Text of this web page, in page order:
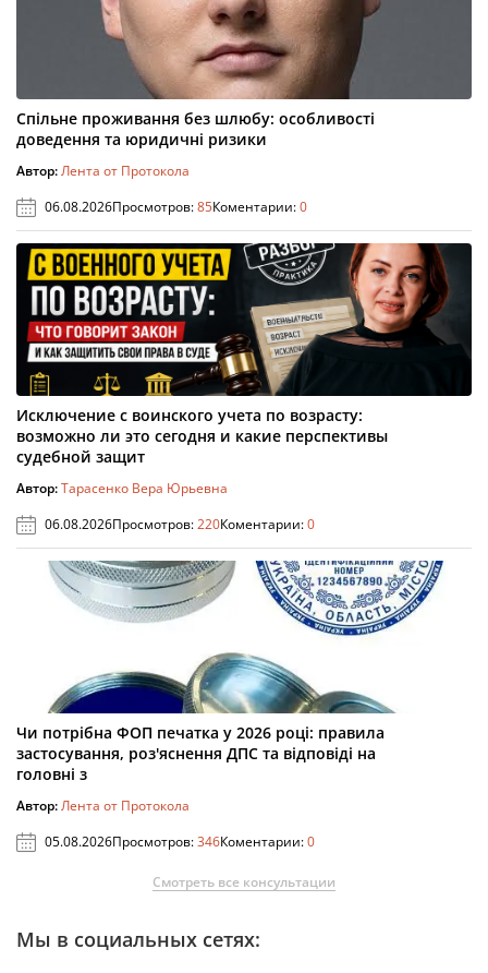
Спільне проживання без шлюбу: особливості
доведення та юридичні ризики
Автор:Лента от Протокола
06.08.2026Просмотров:85Коментарии:0
Исключение с воинского учета по возрасту:
возможно ли это сегодня и какие перспективы
судебной защит
Автор:Тарасенко Вера Юрьевна
06.08.2026Просмотров:220Коментарии:0
Чи потрібна ФОП печатка у 2026 році: правила
застосування, роз'яснення ДПС та відповіді на
головні з
Автор:Лента от Протокола
05.08.2026Просмотров:346Коментарии:0
Смотреть все консультации
Мы в социальных сетях: